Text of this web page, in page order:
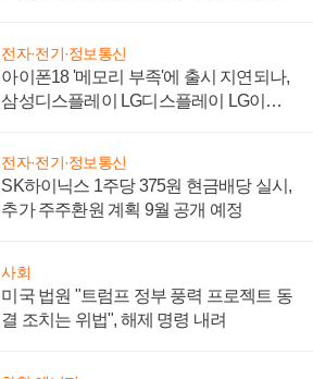
전자·전기·정보통신
아이폰18 '메모리 부족'에 출시 지연되나,
삼성디스플레이 LG디스플레이 LG이노
전자·전기·정보통신
SK하이닉스 1주당 375원 현금배당 실시,
추가 주주환원 계획 9월 공개 예정
사회
미국 법원 "트럼프 정부 풍력 프로젝트 동
결 조치는 위법", 해제 명령 내려